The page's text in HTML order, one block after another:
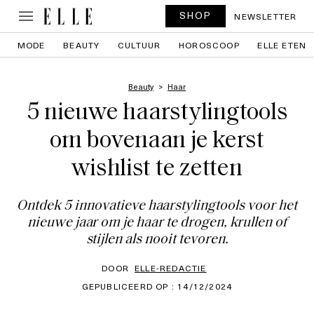
SHOP NEWSLETTER
MODE BEAUTY CULTUUR HOROSCOOP ELLE ETEN
Beauty Haar
5 nieuwe haarstylingtools
om bovenaan je kerst
wishlist te zetten
Ontdek 5 innovatieve haarstylingtools voor het
nieuwe jaar om je haar te drogen, krullen of
stijlen als nooit tevoren.
DOOR ELLE-REDACTIE
GEPUBLICEERD OP : 14/12/2024